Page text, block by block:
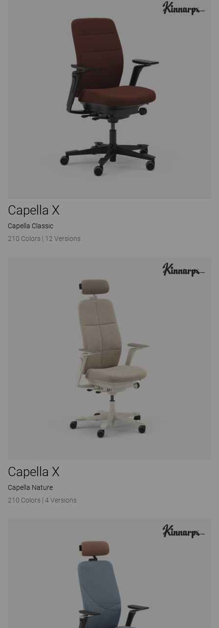
Capella X
Capella Classic
210 Colors | 12 Versions
Capella X
Capella Nature
210 Colors | 4 Versions